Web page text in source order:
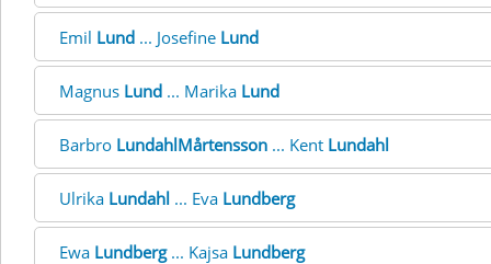
Emil Lund ... Josefine Lund
Magnus Lund ... Marika Lund
Barbro LundahlMårtensson ... Kent Lundahl
Ulrika Lundahl ... Eva Lundberg
Ewa Lundberg... Kajsa Lundberg